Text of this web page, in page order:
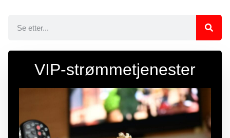
VIP-strømmetjenester